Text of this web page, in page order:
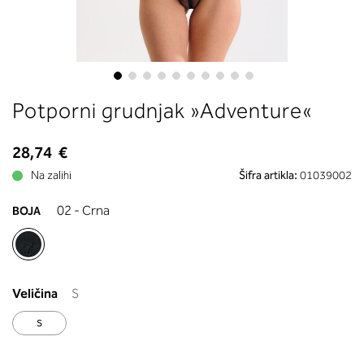
to
beginning
the
images
gallery
Potporni grudnjak »Adventure«
28,74 €
Na zalihi Šifra artikla: 01039002
BOJA 02 - Crna
Veličina S
S
boste prebrali, katera globina
ustreza vaši meri (A, B …) – iščite v
stolpcu, ki ste ga določili s
obsegom.